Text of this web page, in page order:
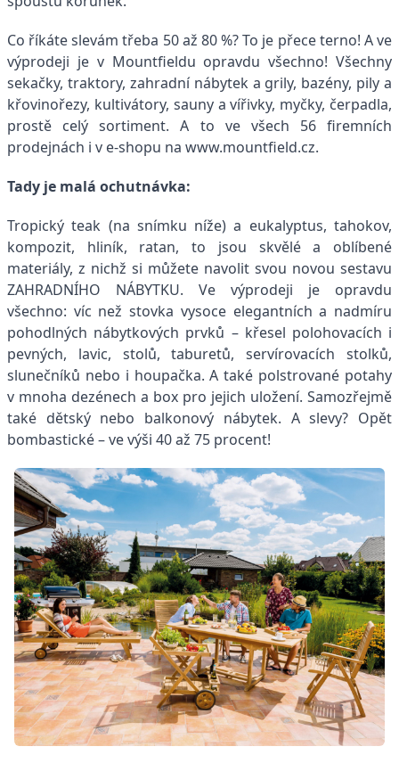
Co říkáte slevám třeba 50 až 80 %? To je přece terno! A ve
výprodeji je v Mountfieldu opravdu všechno! Všechny
sekačky, traktory, zahradní nábytek a grily, bazény, pily a
křovinořezy, kultivátory, sauny a vířivky, myčky, čerpadla,
prostě celý sortiment. A to ve všech 56 firemních
prodejnách i v e-shopu na www.mountfield.cz.
Tady je malá ochutnávka:
Tropický teak (na snímku níže) a eukalyptus, tahokov,
kompozit, hliník, ratan, to jsou skvělé a oblíbené
materiály, z nichž si můžete navolit svou novou sestavu
ZAHRADNÍHO NÁBYTKU. Ve výprodeji je opravdu
všechno: víc než stovka vysoce elegantních a nadmíru
pohodlných nábytkových prvků – křesel polohovacích i
pevných, lavic, stolů, taburetů, servírovacích stolků,
slunečníků nebo i houpačka. A také polstrované potahy
v mnoha dezénech a box pro jejich uložení. Samozřejmě
také dětský nebo balkonový nábytek. A slevy? Opět
bombastické – ve výši 40 až 75 procent!